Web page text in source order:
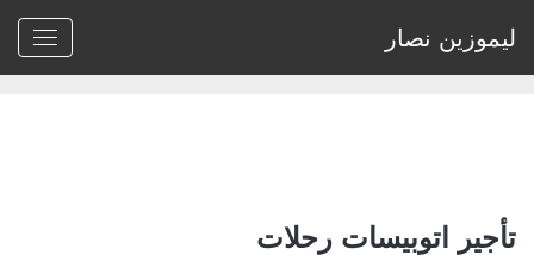
ليموزين نصار
Home
> ايجار باص 50 راكب
تأجير اتوبيسات رحلات